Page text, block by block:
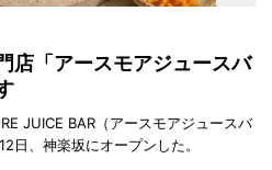
店「アースモアジュースバ
JUICE BAR（アースモアジュースバ
日、神楽坂にオープンした。